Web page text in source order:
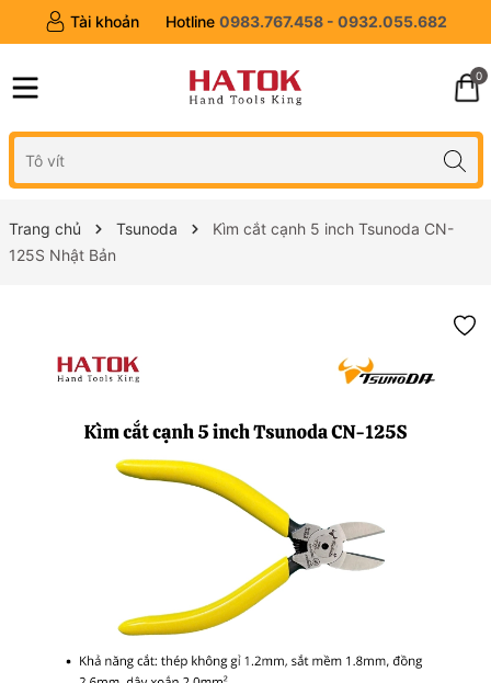
Tài khoản Hotline 0983.767.458 - 0932.055.682
0
Trang chủ Tsunoda
Kìm cắt cạnh 5 inch Tsunoda CN-
125S Nhật Bản